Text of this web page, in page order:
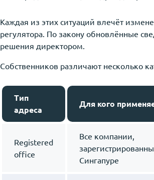
Каждая из этих ситуаций влечёт
регулятора. По закону обновлённые
решения директором.
Собственников различают несколько
Тип
адреса
Для кого
Registered
office
Все компании,
Сингапуре